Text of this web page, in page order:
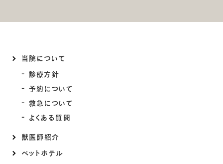
当院について
診療方針
予約について
救急について
よくある質問
獣医師紹介
ペットホテル